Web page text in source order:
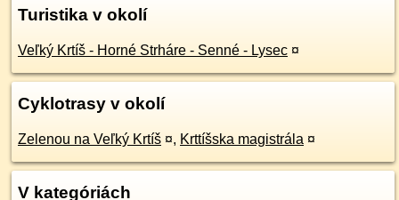
Turistika v okolí
Veľký Krtíš - Horné Strháre - Senné - Lysec ¤
Cyklotrasy v okolí
Zelenou na Veľký Krtíš ¤, Krttíšska magistrála ¤
V kategóriách